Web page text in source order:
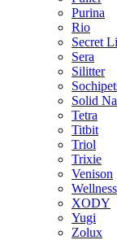
Purina
Rio
Secret
Sera
Silitter
Solid
Tetra
Titbit
Triol
Trixie
Venison
Wellness
XODY
Yugi
Zolux